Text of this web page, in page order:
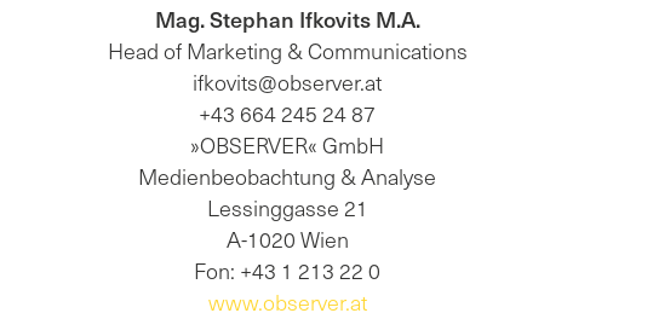
Mag. Stephan Ifkovits M.A.
Head of Marketing & Communications
ifkovits@observer.at
+43 664 245 24 87
»OBSERVER« GmbH
Medienbeobachtung & Analyse
Lessinggasse 21
A-1020 Wien
Fon: +43 1 213 22 0
www.observer.at